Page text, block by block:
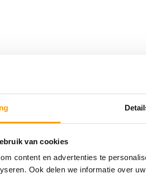
van cookies
content en advertenties te
Ook delen we informatie over